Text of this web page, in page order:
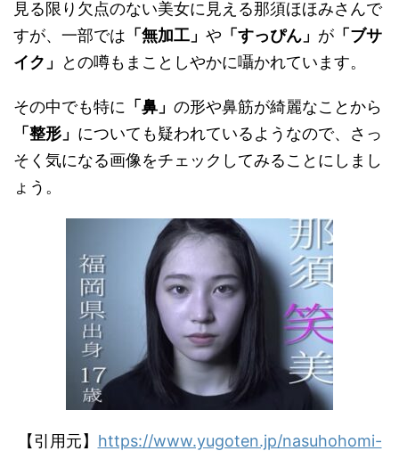
見る限り欠点のない美女に見える那須ほほみさんで
すが、一部では 「無加工」 や 「すっぴん」 が 「ブサ
イク」
との噂もまことしやかに囁かれています。
その中でも特に 「鼻」 の形や鼻筋が綺麗なことから
「整形」 についても疑われているようなので、さっ
そく気になる画像をチェックしてみることにしまし
ょう。
【引用元】 https://www.yugoten.jp/nasuhohomi-